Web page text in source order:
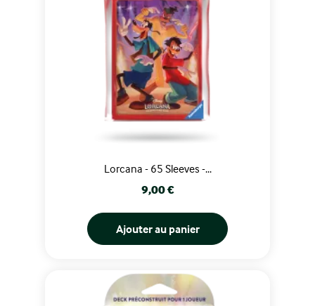
Lorcana - 65 Sleeves -...
Prix
9,00 €
Ajouter au panier